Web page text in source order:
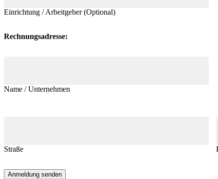
Einrichtung / Arbeitgeber (Optional)
Rechnungsadresse:
Name / Unternehmen
Straße